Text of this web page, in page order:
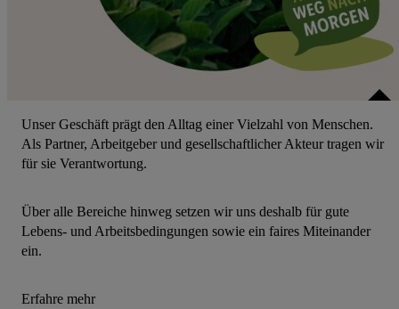
Unser Geschäft prägt den Alltag einer Vielzahl von Menschen.
Als Partner, Arbeitgeber und gesellschaftlicher Akteur tragen wir
für sie Verantwortung.
Über alle Bereiche hinweg setzen wir uns deshalb für gute
Lebens- und Arbeitsbedingungen sowie ein faires Miteinander
ein.
Erfahre mehr